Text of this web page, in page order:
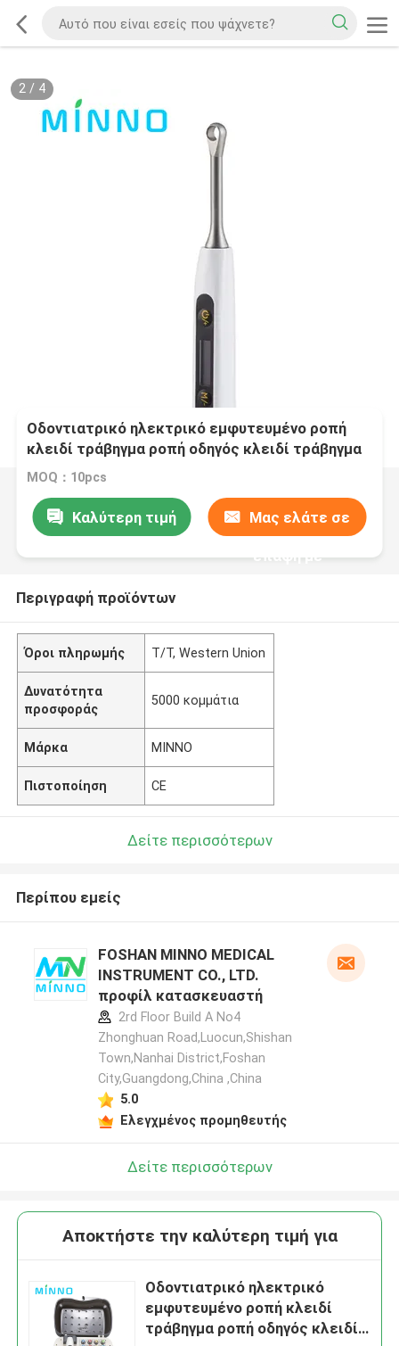
2/ 4
Οδοντιατρικό ηλεκτρικό εμφυτευμένο ροπή
κλειδί τράβηγμα ροπή οδηγός κλειδί τράβηγμα
MOQ：10pcs
Καλύτερη τιμή Μας ελάτε σε
επαφή με
Περιγραφή προϊόντων
Όροι πληρωμής T/T, Western Union
Δυνατότητα
προσφοράς
5000 κομμάτια
Μάρκα MINNO
Πιστοποίηση CE
Δείτε περισσότερων
Περίπου εμείς
FOSHAN MINNO MEDICAL
INSTRUMENT CO., LTD.
προφίλ κατασκευαστή
2rd Floor Build A No4
Zhonghuan Road,Luocun,Shishan
Town,Nanhai District,Foshan
City,Guangdong,China ,China
5.0
Ελεγχμένος προμηθευτής
Δείτε περισσότερων
Αποκτήστε την καλύτερη τιμή για
Οδοντιατρικό ηλεκτρικό
εμφυτευμένο ροπή κλειδί
τράβηγμα ροπή οδηγός κλειδί